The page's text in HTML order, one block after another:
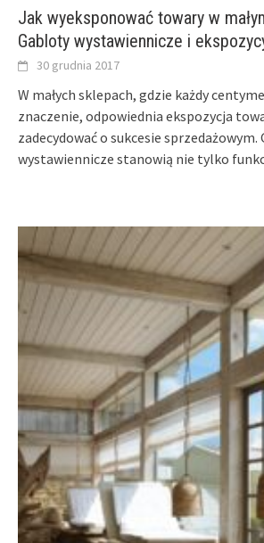
Jak wyeksponować towary w
Gabloty wystawiennicze i
30 grudnia 2017
W małych sklepach, gdzie każdy
znaczenie, odpowiednia ekspozycja
zadecydować o sukcesie
wystawiennicze stanowią nie tylko